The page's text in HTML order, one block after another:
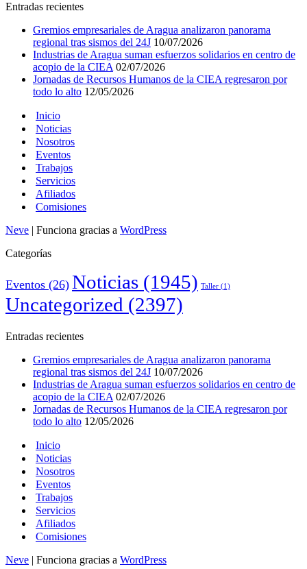
Entradas recientes
Gremios empresariales de Aragua analizaron panorama
regional tras sismos del 24J 10/07/2026
Industrias de Aragua suman esfuerzos solidarios en centro de
acopio de la CIEA 02/07/2026
Jornadas de Recursos Humanos de la CIEA regresaron por
todo lo alto 12/05/2026
Inicio
Noticias
Nosotros
Eventos
Trabajos
Servicios
Afiliados
Comisiones
Neve | Funciona gracias a WordPress
Categorías
Eventos (26) Noticias (1945) Taller (1)
Uncategorized (2397)
Entradas recientes
Gremios empresariales de Aragua analizaron panorama
regional tras sismos del 24J 10/07/2026
Industrias de Aragua suman esfuerzos solidarios en centro de
acopio de la CIEA 02/07/2026
Jornadas de Recursos Humanos de la CIEA regresaron por
todo lo alto 12/05/2026
Inicio
Noticias
Nosotros
Eventos
Trabajos
Servicios
Afiliados
Comisiones
Neve | Funciona gracias a WordPress